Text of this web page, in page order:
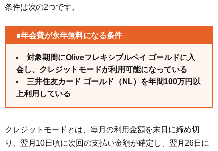
条件は次の2つです。
■年会費が永年無料になる条件
対象期間にOliveフレキシブルペイ ゴールドに入
会し、クレジットモードが利用可能になっている
三井住友カード ゴールド（NL）を年間100万円以
上利用している
クレジットモードとは、毎月の利用金額を末日に締め切
り、翌月10日頃に次回の支払い金額が確定し、翌月26日に